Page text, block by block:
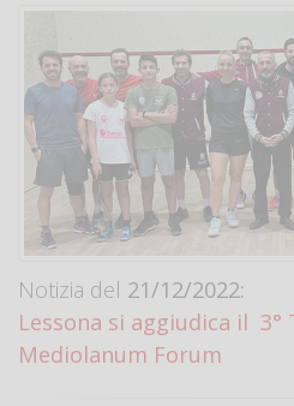
Notizia del 21/12/2022:
Lessona si aggiudica il 3°
Mediolanum Forum